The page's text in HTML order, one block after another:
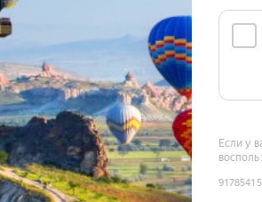
Если у